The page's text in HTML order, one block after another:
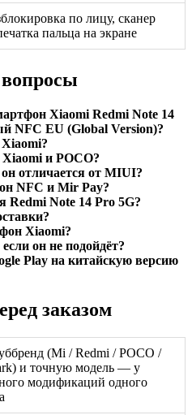
по лицу, сканер
пальца на экране
Xiaomi Redmi Note 14
NFC EU (Global Version)?
и POCO?
отличается от MIUI?
NFC и Mir Pay?
Redmi Note 14 Pro 5G?
Xiaomi?
он не подойдёт?
Play на китайскую версию
заказом
(Mi / Redmi / POCO /
и точную модель — у
модификаций одного